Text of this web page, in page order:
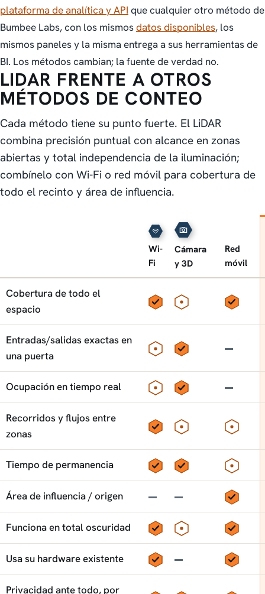
plataforma de analítica y API que cualquier otro método de
Bumbee Labs, con los mismosdatos disponibles, los
mismos paneles y la misma entrega a sus herramientas de
BI. Los métodos cambian; la fuente de verdad no.
LIDAR FRENTE A OTROS
MÉTODOS DE CONTEO
Cada método tiene su punto fuerte. El LiDAR
combina precisión puntual con alcance en zonas
abiertas y total independencia de la iluminación;
combínelo con Wi-Fi o red móvil para cobertura de
todo el recinto y área de influencia.
Capacidad
Wi-
Fi
Cámara
y 3D
Red
móvil
Cobertura de todo el
espacio
Sí Parcial Sí
Entradas/salidas exactas en
una puerta
ParcialSí No
Ocupación en tiempo real ParcialSí No
Recorridos y flujos entre
zonas
Sí Parcial
Tiempo de permanencia Sí Sí
Área de influencia / origen No No Sí
Funciona en total oscuridad Sí Parcial Sí
Usa su hardware existente Sí No Sí
Privacidad ante todo, por